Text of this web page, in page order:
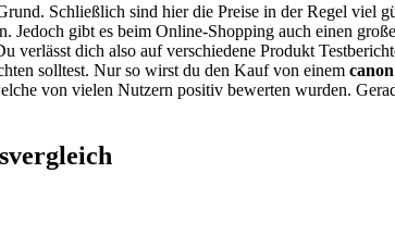
Schließlich sind hier die Preise in der Regel viel
Jedoch gibt es beim Online-Shopping auch einen
verlässt dich also auf verschiedene Produkt
solltest. Nur so wirst du den Kauf von einem
von vielen Nutzern positiv bewerten wurden.